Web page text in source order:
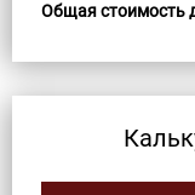
Общая стоимость